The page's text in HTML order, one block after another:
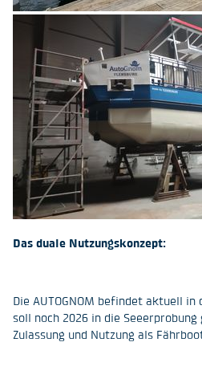
Das duale Nutzungskonzept:
Die AUTOGNOM befindet aktuell in
soll noch 2026 in die
Zulassung und Nutzung als